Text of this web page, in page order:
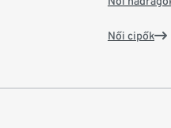
Női cipők